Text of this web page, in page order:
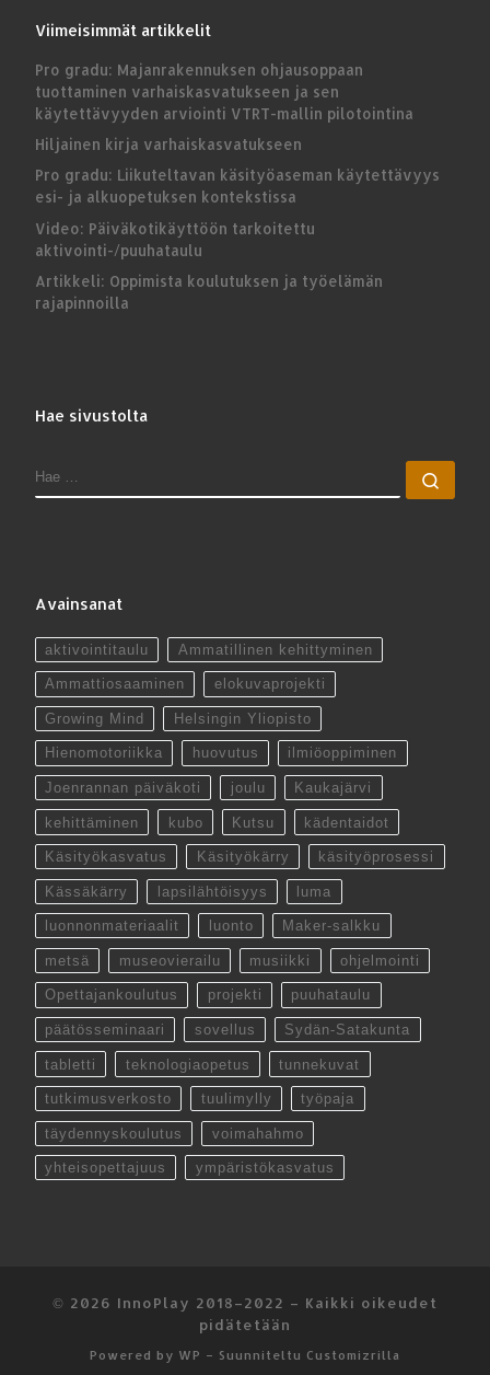
Viimeisimmät artikkelit
Pro gradu: Majanrakennuksen ohjausoppaan
tuottaminen varhaiskasvatukseen ja sen
käytettävyyden arviointi VTRT-mallin pilotointina
Hiljainen kirja varhaiskasvatukseen
Pro gradu: Liikuteltavan käsityöaseman käytettävyys
esi- ja alkuopetuksen kontekstissa
Video: Päiväkotikäyttöön tarkoitettu
aktivointi-/puuhataulu
Artikkeli: Oppimista koulutuksen ja työelämän
rajapinnoilla
Hae sivustolta
HAE
Avainsanat
aktivointitaulu Ammatillinen kehittyminen
Ammattiosaaminen elokuvaprojekti
Growing Mind Helsingin Yliopisto
Hienomotoriikka huovutus ilmiöoppiminen
Joenrannan päiväkoti joulu Kaukajärvi
kehittäminen kubo Kutsu kädentaidot
Käsityökasvatus Käsityökärry käsityöprosessi
Kässäkärry lapsilähtöisyys luma
luonnonmateriaalit luonto Maker-salkku
metsä museovierailu musiikki ohjelmointi
Opettajankoulutus projekti puuhataulu
päätösseminaari sovellus Sydän-Satakunta
tabletti teknologiaopetus tunnekuvat
tutkimusverkosto tuulimylly työpaja
täydennyskoulutus voimahahmo
yhteisopettajuus ympäristökasvatus
© 2026 InnoPlay 2018–2022 – Kaikki oikeudet
pidätetään
Powered by WP – Suunniteltu Customizrilla